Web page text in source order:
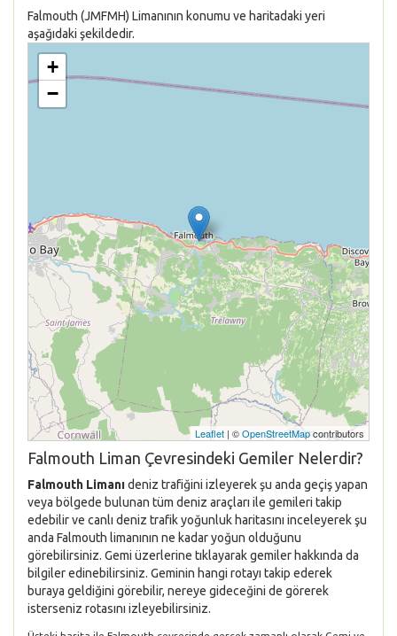
Falmouth (JMFMH) Limanının konumu ve haritadaki yeri
aşağıdaki şekildedir.
+
−
Leaflet | ©OpenStreetMapcontributors
Falmouth Liman Çevresindeki Gemiler Nelerdir?
Falmouth Limanıdeniz trafiğini izleyerek şu anda geçiş yapan
veya bölgede bulunan tüm deniz araçları ile gemileri takip
edebilir ve canlı deniz trafik yoğunluk haritasını inceleyerek şu
anda Falmouth limanının ne kadar yoğun olduğunu
görebilirsiniz. Gemi üzerlerine tıklayarak gemiler hakkında da
bilgiler edinebilirsiniz. Geminin hangi rotayı takip ederek
buraya geldiğini görebilir, nereye gideceğini de görerek
isterseniz rotasını izleyebilirsiniz.